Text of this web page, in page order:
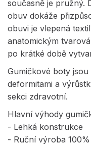
současně je pružný.
obuv dokáže
obuvi je vlepená
anatomickým
po krátké době
Gumičkové boty
deformitami a
sekci zdravotní.
Hlavní výhody
- Lehká konstrukce
- Ruční výroba 100%